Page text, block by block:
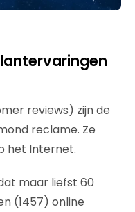
reviews) zijn de
reclame. Ze
het Internet.
maar liefst 60
(1457) online